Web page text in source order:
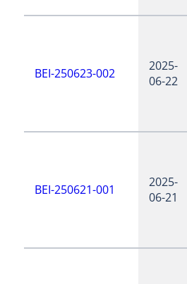
BEI-250623-002
2025-
06-22
BEI-250621-001
2025-
06-21